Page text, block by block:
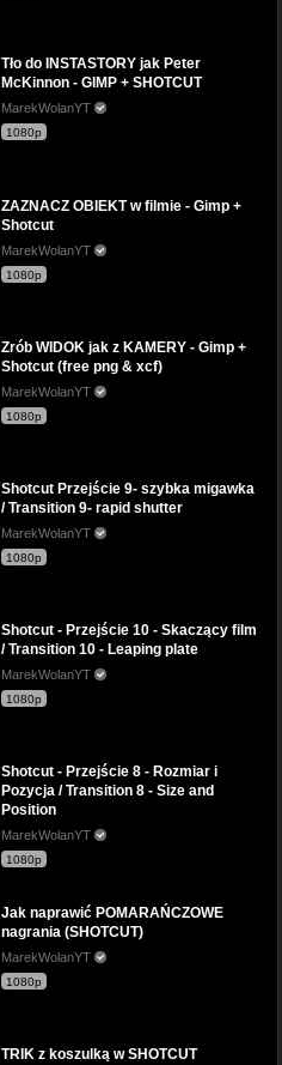
Tło do INSTASTORY jak Peter
McKinnon - GIMP + SHOTCUT
MarekWolanYT
1080p
ZAZNACZ OBIEKT w filmie - Gimp +
Shotcut
MarekWolanYT
1080p
Zrób WIDOK jak z KAMERY - Gimp +
Shotcut (free png & xcf)
MarekWolanYT
1080p
Shotcut Przejście 9- szybka migawka
/ Transition 9- rapid shutter
MarekWolanYT
1080p
Shotcut - Przejście 10 - Skaczący film
/ Transition 10 - Leaping plate
MarekWolanYT
1080p
Shotcut - Przejście 8 - Rozmiar i
Pozycja / Transition 8 - Size and
Position
MarekWolanYT
1080p
Jak naprawić POMARAŃCZOWE
nagrania (SHOTCUT)
MarekWolanYT
1080p
TRIK z koszulką w SHOTCUT